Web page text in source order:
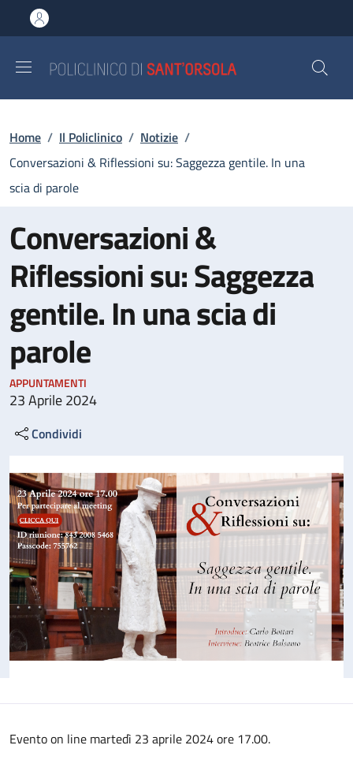
al contenuto principale
to footer content
Briciole di pane
Home / Il Policlinico / Notizie /
Conversazioni & Riflessioni su: Saggezza gentile. In una
scia di parole
Conversazioni &
Riflessioni su: Saggezza
gentile. In una scia di
parole
APPUNTAMENTI
23 Aprile 2024
Condividi
Evento on line martedì 23 aprile 2024 ore 17.00.